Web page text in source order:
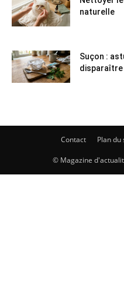
naturelle
Suçon :
disparaître
Contact Plan du
© Magazine